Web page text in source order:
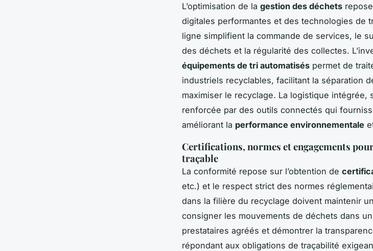
L’optimisation de la gestion des déchets
digitales performantes et des technologies de
ligne simplifient la commande de services, le
des déchets et la régularité des collectes.
équipements de tri automatisés permet de
industriels recyclables, facilitant la séparation
maximiser le recyclage. La logistique
renforcée par des outils connectés qui
améliorant la performance environnementale
Certifications, normes et engagements
traçable
La conformité repose sur l’obtention de
etc.) et le respect strict des normes
dans la filière du recyclage doivent maintenir
consigner les mouvements de déchets dans
prestataires agréés et démontrer la
répondant aux obligations de traçabilité